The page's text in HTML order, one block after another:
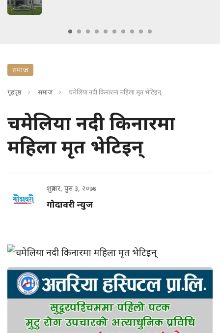
समाज
गृहपृष्ठ समाज चमेलिया नदी किनारमा महिला मृत भेटिइन्
चमेलिया नदी किनारमा
महिला मृत भेटिइन्
शुक्रबार, पुस ३, २०७७
गोदावरी न्युज